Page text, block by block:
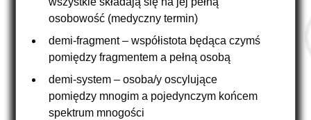
osobowość (medyczny termin)
demi-fragment – współistota będąca czymś
pomiędzy fragmentem a pełną osobą
demi-system – osoba/y oscylujące
pomiędzy mnogim a pojedynczym końcem
spektrum mnogości